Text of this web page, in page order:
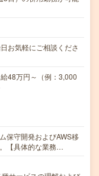
お気軽にご相談くださ
48万円～（例：3,000
保守開発およびAWS移
【具体的な業務…